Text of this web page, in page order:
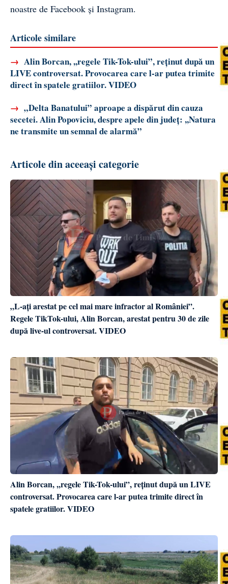
noastre de Facebook și Instagram.
Articole similare
→ Alin Borcan, ,,regele Tik-Tok-ului”, reținut după un
LIVE controversat. Provocarea care l-ar putea trimite
direct în spatele gratiilor. VIDEO
→ „Delta Banatului” aproape a dispărut din cauza
secetei. Alin Popoviciu, despre apele din județ: ,,Natura
ne transmite un semnal de alarmă”
Articole din aceeași categorie
„L-ați arestat pe cel mai mare infractor al României”.
Regele TikTok-ului, Alin Borcan, arestat pentru 30 de zile
după live-ul controversat. VIDEO
Alin Borcan, ,,regele Tik-Tok-ului”, reținut după un LIVE
controversat. Provocarea care l-ar putea trimite direct în
spatele gratiilor. VIDEO